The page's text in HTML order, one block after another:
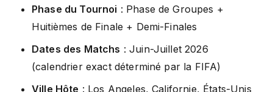
Phase du Tournoi : Phase de Groupes +
Huitièmes de Finale + Demi-Finales
Dates des Matchs : Juin-Juillet 2026
(calendrier exact déterminé par la FIFA)
Ville Hôte : Los Angeles, Californie, États-Unis